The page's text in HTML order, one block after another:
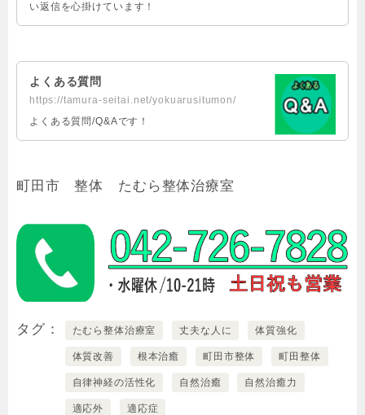
い返信を心掛けています！
よくある質問
https://tamura-seitai.net/yokuarusitumon/
よくある質問/Q&Aです！
町田市 整体 たむら整体治療室
タグ たむら整体治療室 丈夫な人に 体質強化
体質改善 根本治癒 町田市整体 町田整体
自律神経の活性化 自然治癒 自然治癒力
適応外 適応症